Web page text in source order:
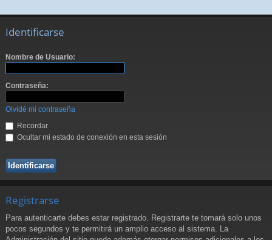
Identificarse
Nombre de Usuario:
Contraseña:
Olvidé mi contraseña
Recordar
Ocultar mi estado de conexión en esta sesión
Registrarse
Para autenticarte debes estar registrado. Registrarte te tomará solo unos
pocos segundos y te permitirá un amplio acceso al sistema. La